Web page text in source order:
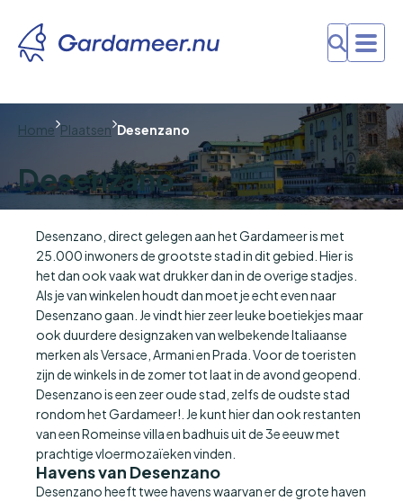
Home Plaatsen Desenzano
Desenzano
Desenzano, direct gelegen aan het Gardameer is met
25.000 inwoners de grootste stad in dit gebied. Hier is
het dan ook vaak wat drukker dan in de overige stadjes.
Als je van winkelen houdt dan moet je echt even naar
Desenzano gaan. Je vindt hier zeer leuke boetiekjes maar
ook duurdere designzaken van welbekende Italiaanse
merken als Versace, Armani en Prada. Voor de toeristen
zijn de winkels in de zomer tot laat in de avond geopend.
Desenzano is een zeer oude stad, zelfs de oudste stad
rondom het Gardameer!. Je kunt hier dan ook restanten
van een Romeinse villa en badhuis uit de 3e eeuw met
prachtige vloermozaïeken vinden.
Havens van Desenzano
Desenzano heeft twee havens waarvan er de grote haven